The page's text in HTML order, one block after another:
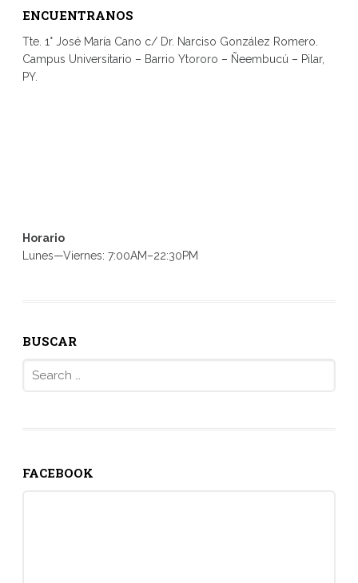
ENCUENTRANOS
Tte. 1° José María Cano c/ Dr. Narciso González Romero.
Campus Universitario – Barrio Ytororo – Ñeembucú – Pilar,
PY.
Horario
Lunes—Viernes: 7:00AM–22:30PM
BUSCAR
for:
FACEBOOK